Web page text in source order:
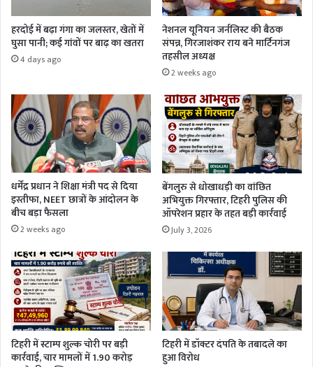
हरदोई में बढ़ा गंगा का जलस्तर, खेतों में
घुसा पानी; कई गांवों पर बाढ़ का खतरा
4 days ago
नेशनल यूनियन जर्नलिस्ट की बैठक
संपन्न, गिरजाशंकर राय बने मार्टिनगंज
तहसील अध्यक्ष
2 weeks ago
धर्मेंद्र प्रधान ने शिक्षा मंत्री पद से दिया
इस्तीफा, NEET छात्रों के आंदोलन के
बीच बड़ा फैसला
2 weeks ago
बेंगलुरु से धोखाधड़ी का वांछित
अभियुक्त गिरफ्तार, टिहरी पुलिस की
ऑपरेशन प्रहार के तहत बड़ी कार्रवाई
July 3, 2026
टिहरी में स्टाम्प शुल्क चोरी पर बड़ी
कार्रवाई, चार मामलों में 1.90 करोड़
टिहरी में डॉक्टर दंपति के तबादले का
हुआ विरोध